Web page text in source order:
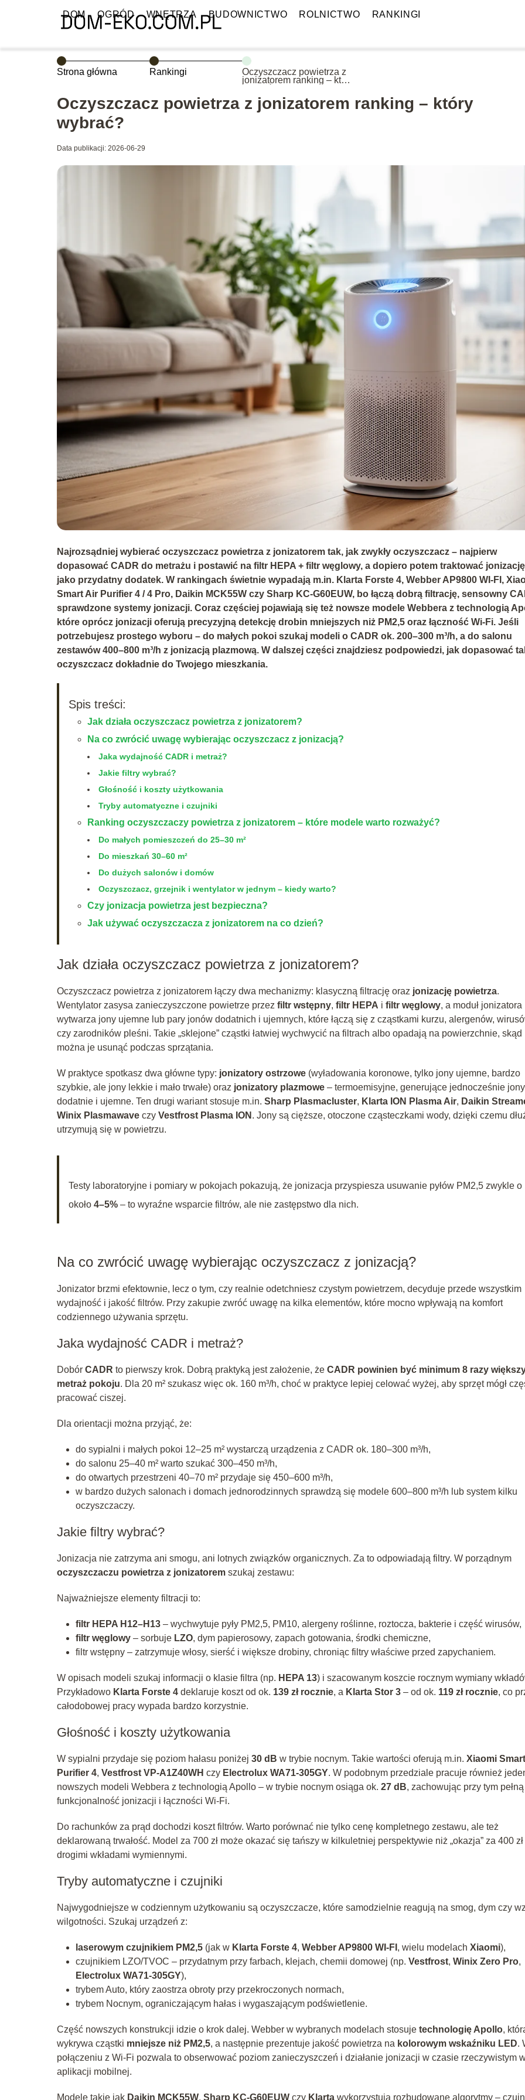
DOM OGRÓD WNĘTRZA BUDOWNICTWO ROLNICTWO RANKINGI
Strona główna Rankingi
Oczyszczacz powietrza z
jonizatorem ranking – który
Oczyszczacz powietrza z jonizatorem ranking – który
wybrać?
Data publikacji: 2026-06-29
Najrozsądniej wybierać oczyszczacz powietrza z jonizatorem tak, jak zwykły oczyszczacz – najpierw
dopasować CADR do metrażu i postawić na filtr HEPA + filtr węglowy, a dopiero potem traktować jonizację
jako przydatny dodatek. W rankingach świetnie wypadają m.in. Klarta Forste 4, Webber AP9800 WI‑FI ,
Smart Air Purifier 4 / 4 Pro, Daikin MCK55W czy Sharp KC‑G60EUW, bo łączą dobrą filtrację, sensowny
sprawdzone systemy jonizacji. Coraz częściej pojawiają się też nowsze modele Webbera z technologią
które oprócz jonizacji oferują precyzyjną detekcję drobin mniejszych niż PM2,5 oraz łączność Wi‑Fi. Jeśli
potrzebujesz prostego wyboru – do małych pokoi szukaj modeli o CADR ok. 200–300 m³/h, a do salonu
zestawów 400–800 m³/h z jonizacją plazmową. W dalszej części znajdziesz podpowiedzi, jak dopasować
oczyszczacz dokładnie do Twojego mieszkania.
Spis treści:
Jak działa oczyszczacz powietrza z jonizatorem?
Na co zwrócić uwagę wybierając oczyszczacz z jonizacją?
Jaka wydajność CADR i metraż?
Jakie filtry wybrać?
Głośność i koszty użytkowania
Tryby automatyczne i czujniki
Ranking oczyszczaczy powietrza z jonizatorem – które modele warto rozważyć?
Do małych pomieszczeń do 25–30 m²
Do mieszkań 30–60 m²
Do dużych salonów i domów
Oczyszczacz, grzejnik i wentylator w jednym – kiedy warto?
Czy jonizacja powietrza jest bezpieczna?
Jak używać oczyszczacza z jonizatorem na co dzień?
Jak działa oczyszczacz powietrza z jonizatorem?
Oczyszczacz powietrza z jonizatorem łączy dwa mechanizmy: klasyczną filtrację oraz jonizację powietrza.
Wentylator zasysa zanieczyszczone powietrze przez filtr wstępny, filtr HEPA i filtr węglowy, a moduł jonizatora
wytwarza jony ujemne lub pary jonów dodatnich i ujemnych, które łączą się z cząstkami kurzu, alergenów,
czy zarodników pleśni. Takie „sklejone” cząstki łatwiej wychwycić na filtrach albo opadają na powierzchnie, skąd
można je usunąć podczas sprzątania.
W praktyce spotkasz dwa główne typy: jonizatory ostrzowe (wyładowania koronowe, tylko jony ujemne, bardzo
szybkie, ale jony lekkie i mało trwałe) oraz jonizatory plazmowe – termoemisyjne, generujące jednocześnie jony
dodatnie i ujemne. Ten drugi wariant stosuje m.in. Sharp Plasmacluster, Klarta ION Plasma Air, Daikin
Winix Plasmawave czy Vestfrost Plasma ION . Jony są cięższe, otoczone cząsteczkami wody, dzięki czemu
utrzymują się w powietrzu.
Testy laboratoryjne i pomiary w pokojach pokazują, że jonizacja przyspiesza usuwanie pyłów PM2,5 zwykle o
około 4–5% – to wyraźne wsparcie filtrów, ale nie zastępstwo dla nich.
Na co zwrócić uwagę wybierając oczyszczacz z jonizacją?
Jonizator brzmi efektownie, lecz o tym, czy realnie odetchniesz czystym powietrzem, decyduje przede wszystkim
wydajność i jakość filtrów. Przy zakupie zwróć uwagę na kilka elementów, które mocno wpływają na komfort
codziennego używania sprzętu.
Jaka wydajność CADR i metraż?
Dobór CADR to pierwszy krok. Dobrą praktyką jest założenie, że CADR powinien być minimum 8 razy
metraż pokoju. Dla 20 m² szukasz więc ok. 160 m³/h, choć w praktyce lepiej celować wyżej, aby sprzęt mógł
pracować ciszej.
Dla orientacji można przyjąć, że:
do sypialni i małych pokoi 12–25 m² wystarczą urządzenia z CADR ok. 180–300 m³/h,
do salonu 25–40 m² warto szukać 300–450 m³/h,
do otwartych przestrzeni 40–70 m² przydaje się 450–600 m³/h,
w bardzo dużych salonach i domach jednorodzinnych sprawdzą się modele 600–800 m³/h lub system kilku
oczyszczaczy.
Jakie filtry wybrać?
Jonizacja nie zatrzyma ani smogu, ani lotnych związków organicznych. Za to odpowiadają filtry. W porządnym
oczyszczaczu powietrza z jonizatorem szukaj zestawu:
Najważniejsze elementy filtracji to:
filtr HEPA H12–H13 – wychwytuje pyły PM2,5, PM10, alergeny roślinne, roztocza, bakterie i część wirusów,
filtr węglowy – sorbuje LZO, dym papierosowy, zapach gotowania, środki chemiczne,
filtr wstępny – zatrzymuje włosy, sierść i większe drobiny, chroniąc filtry właściwe przed zapychaniem.
W opisach modeli szukaj informacji o klasie filtra (np. HEPA 13) i szacowanym koszcie rocznym wymiany
Przykładowo Klarta Forste 4 deklaruje koszt od ok. 139 zł rocznie, a Klarta Stor 3 – od ok. 119 zł rocznie, co
całodobowej pracy wypada bardzo korzystnie.
Głośność i koszty użytkowania
W sypialni przydaje się poziom hałasu poniżej 30 dB w trybie nocnym. Takie wartości oferują m.in. Xiaomi
Purifier 4, Vestfrost VP-A1Z40WH czy Electrolux WA71‑305GY. W podobnym przedziale pracuje również
nowszych modeli Webbera z technologią Apollo – w trybie nocnym osiąga ok. 27 dB, zachowując przy tym pełną
funkcjonalność jonizacji i łączności Wi‑Fi.
Do rachunków za prąd dochodzi koszt filtrów. Warto porównać nie tylko cenę kompletnego zestawu, ale też
deklarowaną trwałość. Model za 700 zł może okazać się tańszy w kilkuletniej perspektywie niż „okazja” za 400 zł
drogimi wkładami wymiennymi.
Tryby automatyczne i czujniki
Najwygodniejsze w codziennym użytkowaniu są oczyszczacze, które samodzielnie reagują na smog, dym czy
wilgotności. Szukaj urządzeń z:
laserowym czujnikiem PM2,5 (jak w Klarta Forste 4, Webber AP9800 WI‑FI , wielu modelach Xiaomi),
czujnikiem LZO/TVOC – przydatnym przy farbach, klejach, chemii domowej (np. Vestfrost, Winix Zero Pro,
Electrolux WA71‑305GY),
trybem Auto, który zaostrza obroty przy przekroczonych normach,
trybem Nocnym, ograniczającym hałas i wygaszającym podświetlenie.
Część nowszych konstrukcji idzie o krok dalej. Webber w wybranych modelach stosuje technologię Apollo,
wykrywa cząstki mniejsze niż PM2,5, a następnie prezentuje jakość powietrza na kolorowym wskaźniku LED.
połączeniu z Wi‑Fi pozwala to obserwować poziom zanieczyszczeń i działanie jonizacji w czasie rzeczywistym
aplikacji mobilnej.
Modele takie jak Daikin MCK55W, Sharp KC‑G60EUW czy Klarta wykorzystują rozbudowane algorytmy –